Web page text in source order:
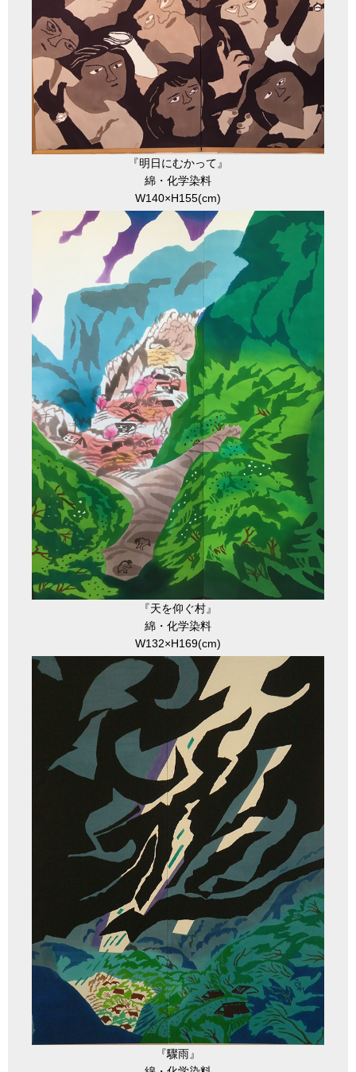
『明日にむかって』
綿・化学染料
W140×H155(cm)
『天を仰ぐ村』
綿・化学染料
W132×H169(cm)
『驟雨』